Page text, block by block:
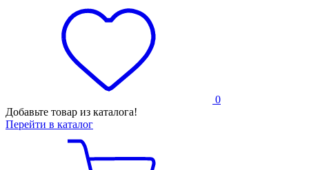
0
Добавьте товар из каталога!
Перейти в каталог